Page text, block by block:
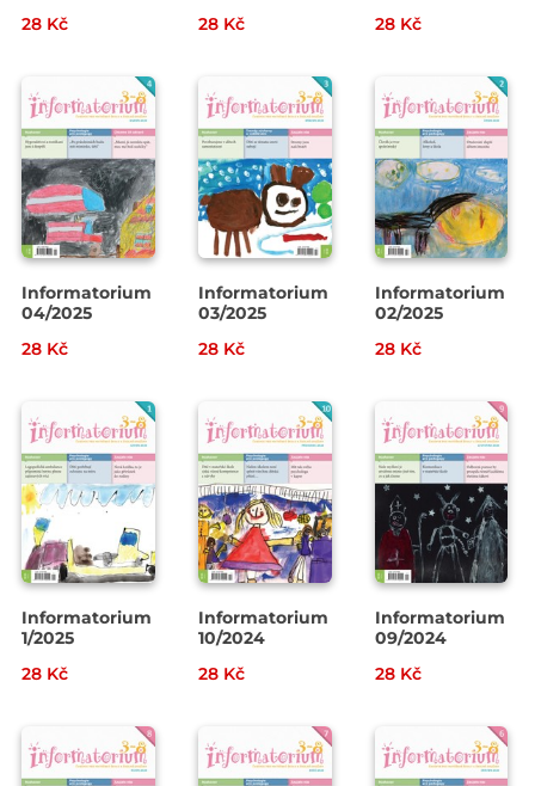
28 Kč
28 Kč
28 Kč
Informatorium
04/2025
28 Kč
Informatorium
03/2025
28 Kč
Informatorium
02/2025
28 Kč
Informatorium
1/2025
28 Kč
Informatorium
10/2024
28 Kč
Informatorium
09/2024
28 Kč